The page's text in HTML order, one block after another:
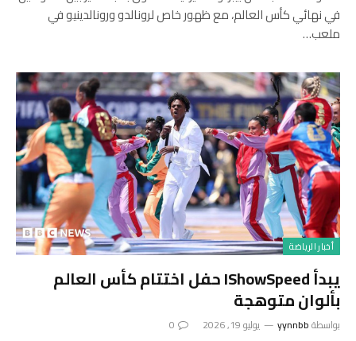
في نهائي كأس العالم، مع ظهور خاص لرونالدو ورونالدينيو في
ملعب…
أخبار الرياضة
يبدأ IShowSpeed ​​حفل اختتام كأس العالم
بألوان متوهجة
بواسطةyynnbb يوليو 19, 2026 0